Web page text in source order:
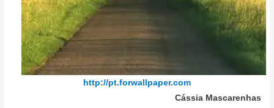
http://pt.forwallpaper.com
Cássia Mascarenhas